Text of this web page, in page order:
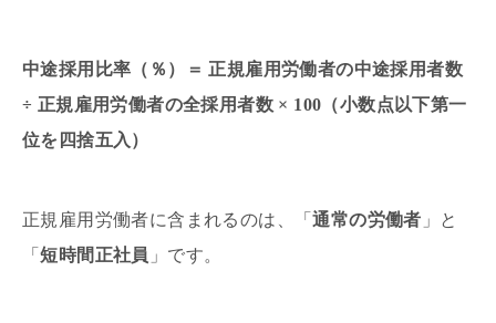
中途採用比率（％）＝ 正規雇用労働者の中途採用者数
÷ 正規雇用労働者の全採用者数 × 100（小数点以下第一
位を四捨五入）
正規雇用労働者に含まれるのは、「通常の労働者 」と
「短時間正社員 」です。